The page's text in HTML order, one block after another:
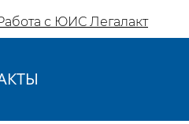
с ЮИС Легалакт